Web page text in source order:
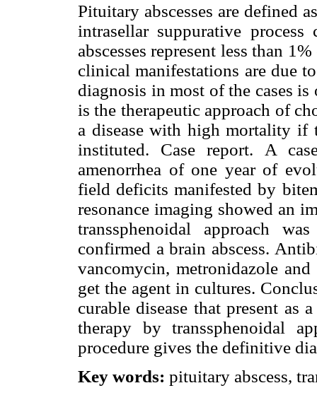
Pituitary abscesses are defined
intrasellar suppurative
abscesses represent less than
clinical manifestations are due
diagnosis in most of the cases
is the therapeutic approach of
a disease with high mortality if
instituted. Case report. A
amenorrhea of one year of
field deficits manifested by
resonance imaging showed an
transsphenoidal approach
confirmed a brain abscess.
vancomycin, metronidazole
get the agent in cultures.
curable disease that present as
therapy by transsphenoidal
procedure gives the definitive
Key words: pituitary abscess,